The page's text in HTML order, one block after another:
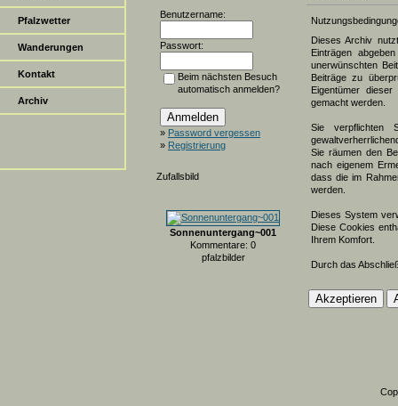
Pfalzwetter
Wanderungen
Kontakt
Archiv
Benutzername:
Passwort:
Beim nächsten Besuch
automatisch anmelden?
» Password vergessen
» Registrierung
Zufallsbild
Sonnenuntergang~001
Kommentare: 0
pfalzbilder
Dieses Archiv
Einträgen
unerwünschten
Beiträge zu
Eigentümer
gemacht werden.
Sie verpflichten
Sie räumen den
nach eigenem
dass die im
werden.
Dieses System
Diese Cookies
Ihrem Komfort.
Durch das